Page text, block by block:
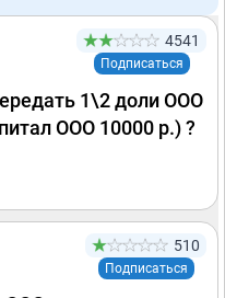
4541
Подписаться
1\2 доли ООО
ООО 10000 р.) ?
510
Подписаться